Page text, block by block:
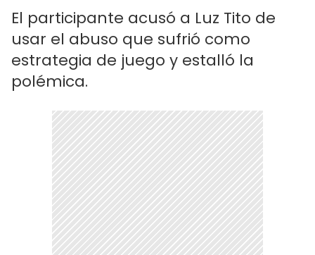
El participante acusó a Luz Tito de
usar el abuso que sufrió como
estrategia de juego y estalló la
polémica.